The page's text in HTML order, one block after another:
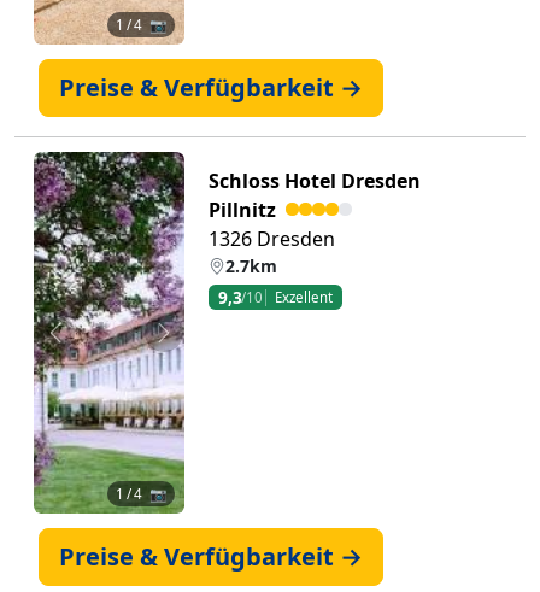
1 / 4 📷
Preise & Verfügbarkeit →
Zurück Weiter
1 / 4 📷
Schloss Hotel Dresden
Pillnitz
1326 Dresden
2.7km
9,3/10 Exzellent
Preise & Verfügbarkeit →